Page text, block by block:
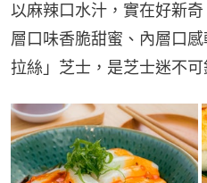
以麻辣口水汁，實在好新
層口味香脆甜蜜、內層口
拉絲」芝士，是芝士迷不可